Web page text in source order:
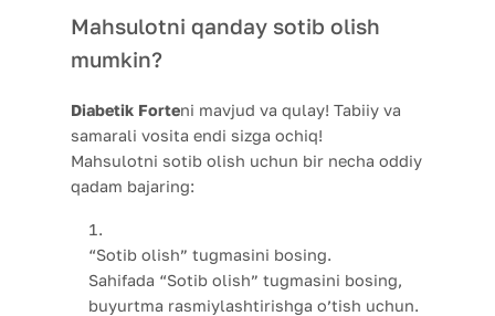
Mahsulotni qanday sotib olish
mumkin?
Diabetik Forteni mavjud va qulay! Tabiiy va
samarali vosita endi sizga ochiq!
Mahsulotni sotib olish uchun bir necha oddiy
qadam bajaring:
“Sotib olish” tugmasini bosing.
Sahifada “Sotib olish” tugmasini bosing,
buyurtma rasmiylashtirishga o’tish uchun.